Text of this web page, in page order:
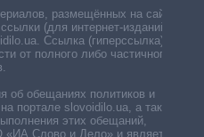
размещённых на сайте,
(для интернет-изданий —
Ссылка (гиперссылка)
от полного либо частичного
об обещаниях политиков и
портале slovoidilo.ua, а также
этих обещаний,
Слово и Дело» и является